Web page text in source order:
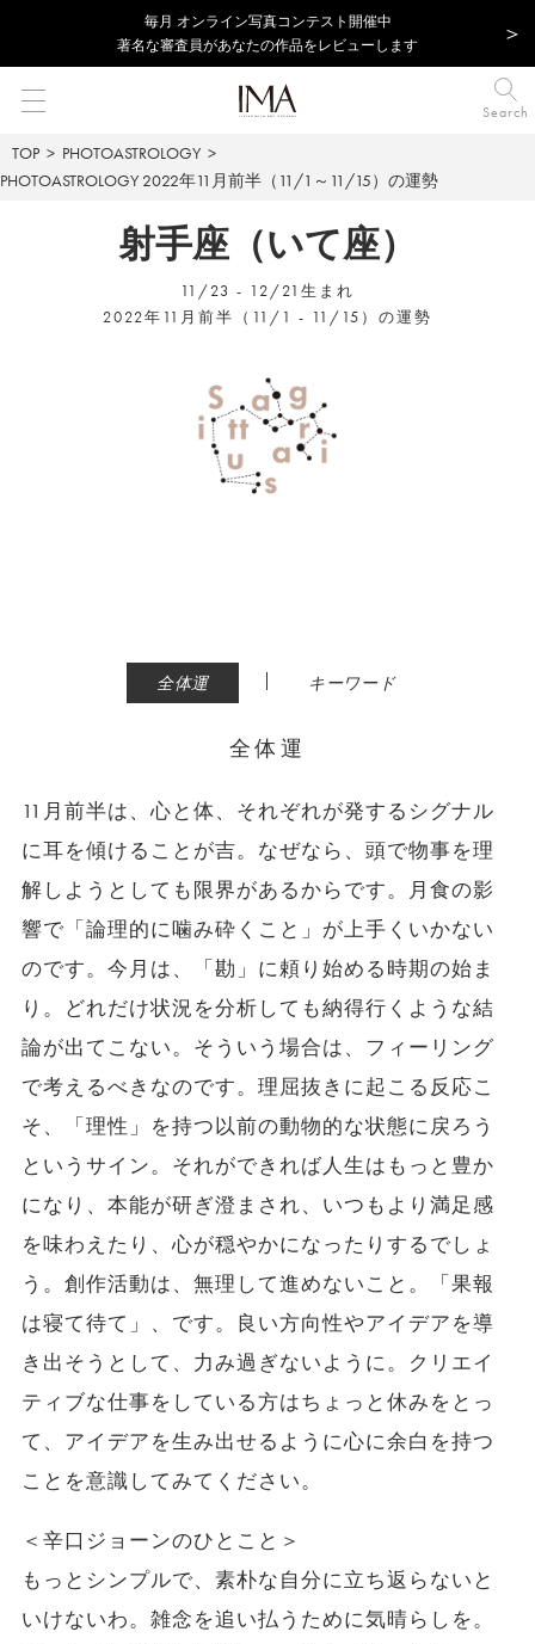
毎⽉ オンライン写真コンテスト開催中
著名な審査員があなたの作品をレビューします
Search
TOP
PHOTOASTROLOGY
PHOTOASTROLOGY 2022年11月前半（11/1～11/15）の運勢
射手座（いて座）
11/23 - 12/21生まれ
2022年11月前半（11/1 - 11/15）の運勢
全体運 | キーワード
全体運
11月前半は、心と体、それぞれが発するシグナル
に耳を傾けることが吉。なぜなら、頭で物事を理
解しようとしても限界があるからです。月食の影
響で「論理的に噛み砕くこと」が上手くいかない
のです。今月は、「勘」に頼り始める時期の始ま
り。どれだけ状況を分析しても納得行くような結
論が出てこない。そういう場合は、フィーリング
で考えるべきなのです。理屈抜きに起こる反応こ
そ、「理性」を持つ以前の動物的な状態に戻ろう
というサイン。それができれば人生はもっと豊か
になり、本能が研ぎ澄まされ、いつもより満足感
を味わえたり、心が穏やかになったりするでしょ
う。創作活動は、無理して進めないこと。「果報
は寝て待て」、です。良い方向性やアイデアを導
き出そうとして、力み過ぎないように。クリエイ
ティブな仕事をしている方はちょっと休みをとっ
て、アイデアを生み出せるように心に余白を持つ
ことを意識してみてください。
＜辛口ジョーンのひとこと＞
もっとシンプルで、素朴な自分に立ち返らないと
いけないわ。雑念を追い払うために気晴らしを。